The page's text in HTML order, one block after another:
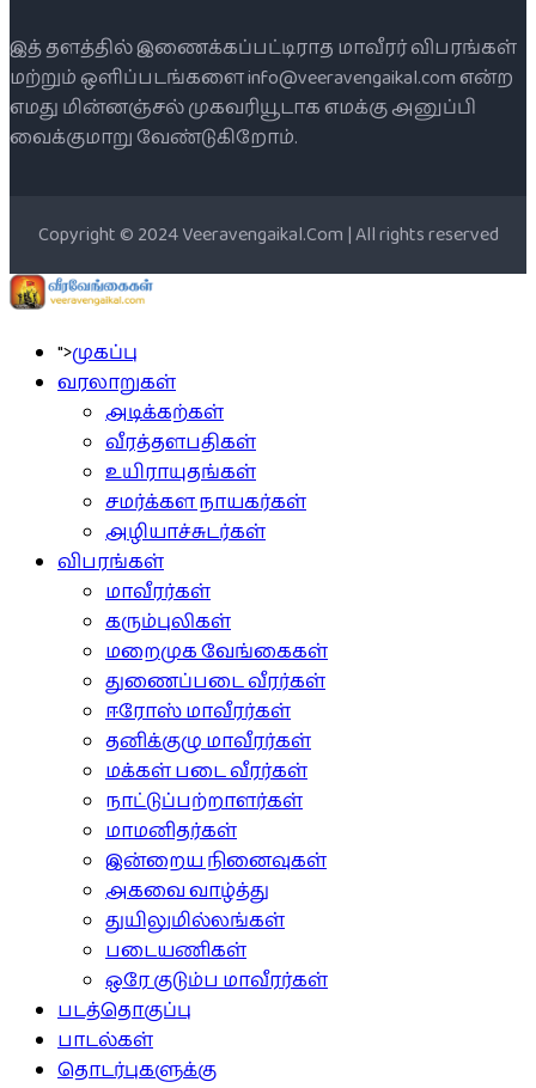
இத் தளத்தில் இணைக்கப்பட்டிராத மாவீரர் விபரங்கள்
மற்றும் ஒளிப்படங்களை info@veeravengaikal.com என்ற
எமது மின்னஞ்சல் முகவரியூடாக எமக்கு அனுப்பி
வைக்குமாறு வேண்டுகிறோம்.
Copyright © 2024 Veeravengaikal.Com | All rights reserved
">முகப்பு
வரலாறுகள்
அடிக்கற்கள்
வீரத்தளபதிகள்
உயிராயுதங்கள்
சமர்க்கள நாயகர்கள்
அழியாச்சுடர்கள்
விபரங்கள்
மாவீரர்கள்
கரும்புலிகள்
மறைமுக வேங்கைகள்
துணைப்படை வீரர்கள்
ஈரோஸ் மாவீரர்கள்
தனிக்குழு மாவீரர்கள்
மக்கள் படை வீரர்கள்
நாட்டுப்பற்றாளர்கள்
மாமனிதர்கள்
இன்றைய நினைவுகள்
அகவை வாழ்த்து
துயிலுமில்லங்கள்
படையணிகள்
ஒரே குடும்ப மாவீரர்கள்
படத்தொகுப்பு
பாடல்கள்
தொடர்புகளுக்கு